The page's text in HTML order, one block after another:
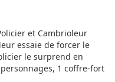
et Cambrioleur
essaie de forcer le
le surprend en
1 coffre-fort